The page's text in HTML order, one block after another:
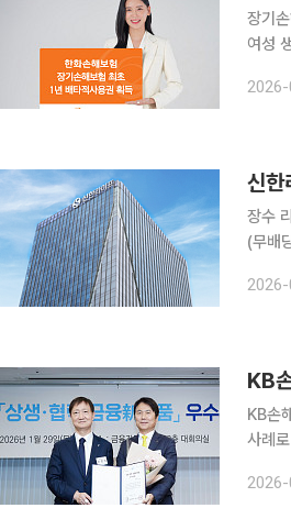
장기
여성
4.0’
신한
장수 리스크 대
(무배
월 배
KB
KB손
사례로 선정됐다고
다.